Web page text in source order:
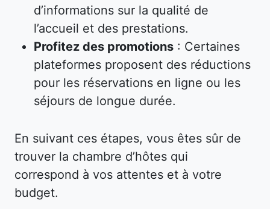
d’informations sur la qualité de
l’accueil et des prestations.
Profitez des promotions : Certaines
plateformes proposent des réductions
pour les réservations en ligne ou les
séjours de longue durée.
En suivant ces étapes, vous êtes sûr de
trouver la chambre d’hôtes qui
correspond à vos attentes et à votre
budget.